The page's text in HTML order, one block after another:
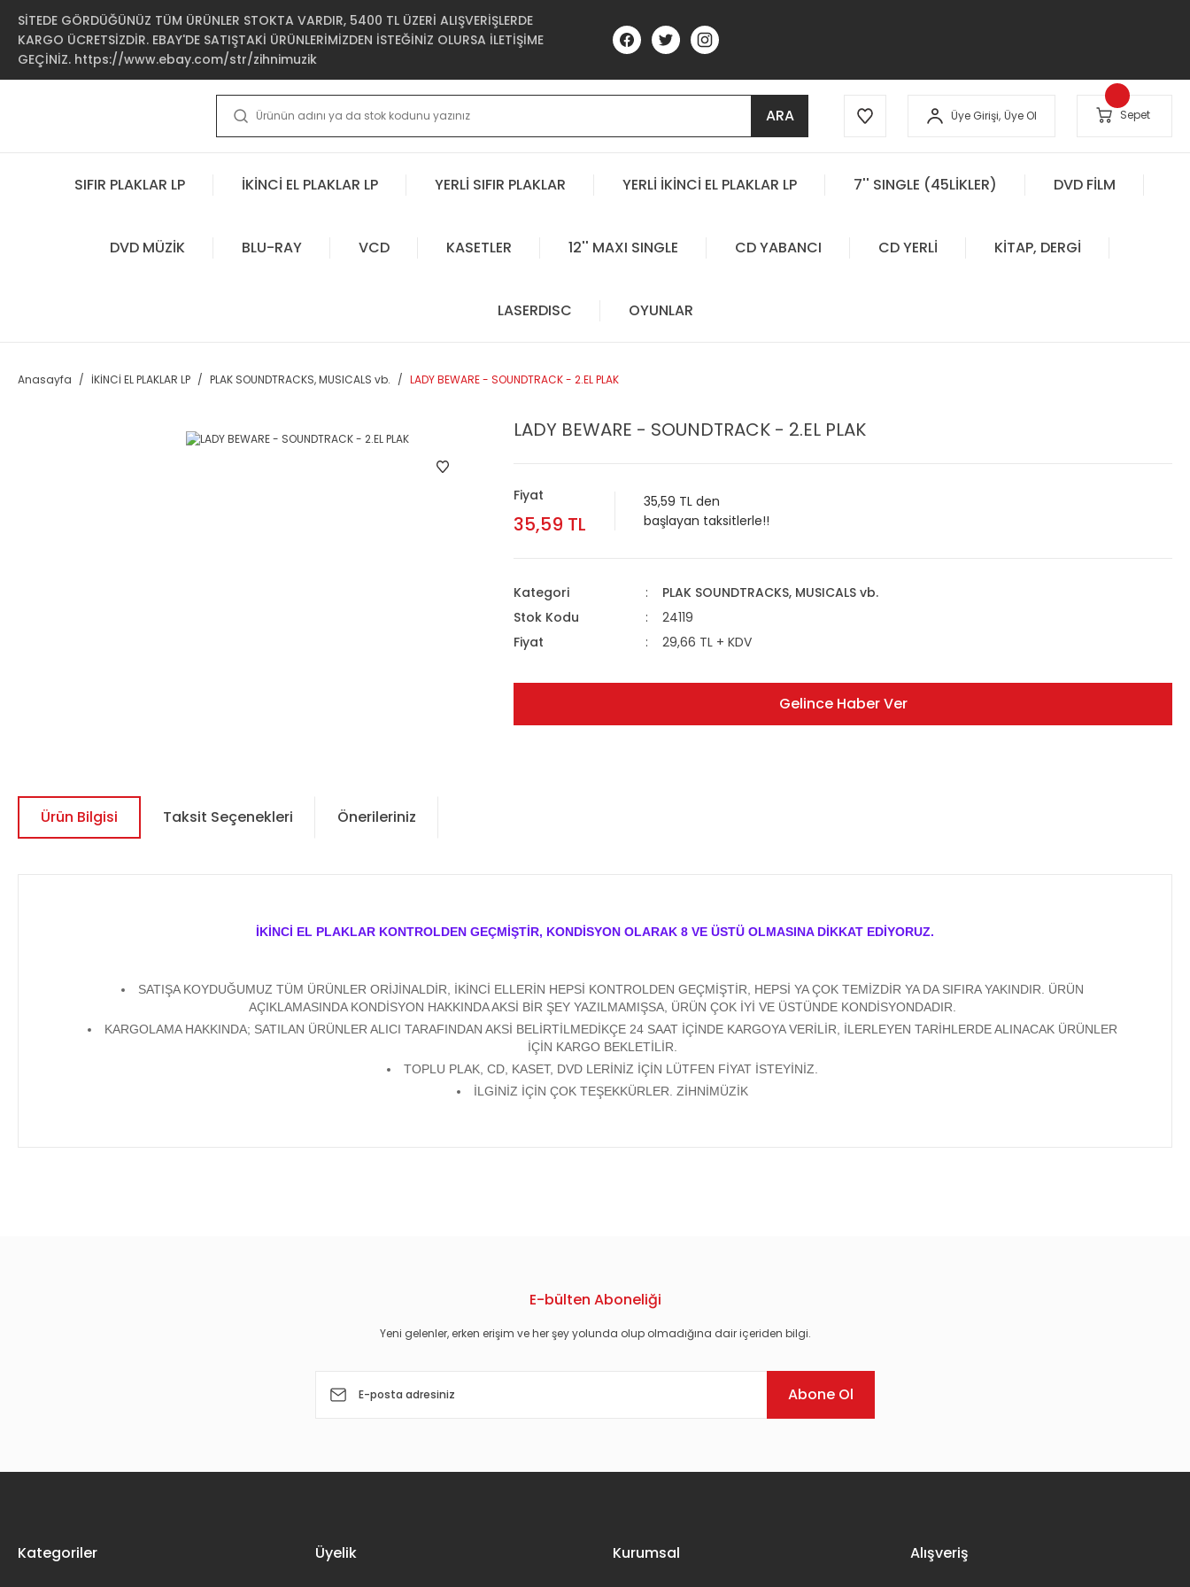
SİTEDE GÖRDÜĞÜNÜZ TÜM ÜRÜNLER STOKTA VARDIR, 5400 TL ÜZERİ ALIŞVERİŞLERDE
KARGO ÜCRETSİZDİR. EBAY'DE SATIŞTAKİ ÜRÜNLERİMİZDEN İSTEĞİNİZ OLURSA İLETİŞİME
GEÇİNİZ. https://www.ebay.com/str/zihnimuzik
ARA Üye Girişi, Üye Ol Sepet
SIFIR PLAKLAR LP İKİNCİ EL PLAKLAR LP YERLİ SIFIR PLAKLAR YERLİ İKİNCİ EL PLAKLAR LP 7'' SINGLE (45LİKLER) DVD FİLM
DVD MÜZİK BLU-RAY VCD KASETLER 12'' MAXI SINGLE CD YABANCI CD YERLİ KİTAP, DERGİ
LASERDISC OYUNLAR
Anasayfa İKİNCİ EL PLAKLAR LP PLAK SOUNDTRACKS, MUSICALS vb. LADY BEWARE - SOUNDTRACK - 2.EL PLAK
LADY BEWARE - SOUNDTRACK - 2.EL PLAK
Fiyat
35,59 TL
35,59 TL den
başlayan taksitlerle!!
Kategori
PLAK SOUNDTRACKS, MUSICALS vb.
Stok Kodu
24119
Fiyat
29,66 TL + KDV
Gelince Haber Ver
Ürün Bilgisi Taksit Seçenekleri Önerileriniz
İKİNCİ EL PLAKLAR KONTROLDEN GEÇMİŞTİR, KONDİSYON OLARAK 8 VE ÜSTÜ OLMASINA DİKKAT EDİYORUZ.
SATIŞA KOYDUĞUMUZ TÜM ÜRÜNLER ORİJİNALDİR, İKİNCİ ELLERİN HEPSİ KONTROLDEN GEÇMİŞTİR, HEPSİ YA ÇOK TEMİZDİR YA DA SIFIRA YAKINDIR. ÜRÜN
AÇIKLAMASINDA KONDİSYON HAKKINDA AKSİ BİR ŞEY YAZILMAMIŞSA, ÜRÜN ÇOK İYİ VE ÜSTÜNDE KONDİSYONDADIR.
KARGOLAMA HAKKINDA; SATILAN ÜRÜNLER ALICI TARAFINDAN AKSİ BELİRTİLMEDİKÇE 24 SAAT İÇİNDE KARGOYA VERİLİR, İLERLEYEN TARİHLERDE ALINACAK ÜRÜNLER
İÇİN KARGO BEKLETİLİR.
TOPLU PLAK, CD, KASET, DVD LERİNİZ İÇİN LÜTFEN FİYAT İSTEYİNİZ.
İLGİNİZ İÇİN ÇOK TEŞEKKÜRLER. ZİHNİMÜZİK
E-bülten Aboneliği
Yeni gelenler, erken erişim ve her şey yolunda olup olmadığına dair içeriden bilgi.
Abone Ol
Kategoriler Üyelik Kurumsal Alışveriş